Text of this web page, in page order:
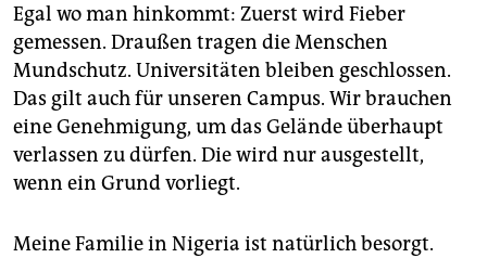
Egal wo man hinkommt: Zuerst wird Fieber
gemessen. Draußen tragen die Menschen
Mundschutz. Universitäten bleiben geschlossen.
Das gilt auch für unseren Campus. Wir brauchen
eine Genehmigung, um das Gelände überhaupt
verlassen zu dürfen. Die wird nur ausgestellt,
wenn ein Grund vorliegt.
Meine Familie in Nigeria ist natürlich besorgt.